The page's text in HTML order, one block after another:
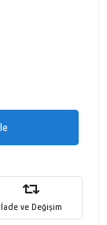
İade ve Değişim